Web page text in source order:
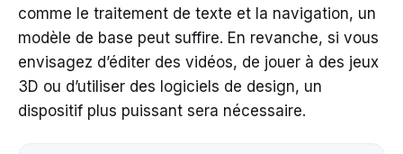
comme le traitement de texte et la navigation, un
modèle de base peut suffire. En revanche, si vous
envisagez d’éditer des vidéos, de jouer à des jeux
3D ou d’utiliser des logiciels de design, un
dispositif plus puissant sera nécessaire.